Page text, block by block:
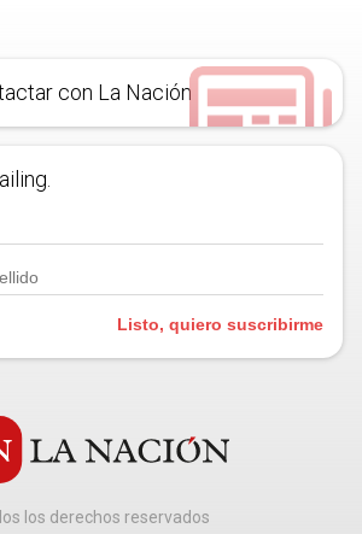
con La Nación
Listo, quiero suscribirme
los derechos reservados